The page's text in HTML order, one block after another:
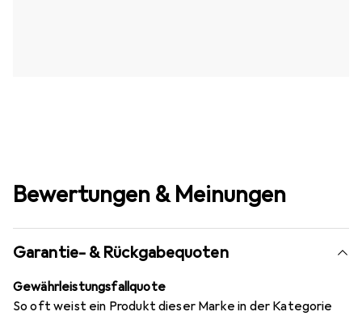
Bewertungen & Meinungen
Garantie- & Rückgabequoten
Gewährleistungsfallquote
So oft weist ein Produkt dieser Marke in der Kategorie